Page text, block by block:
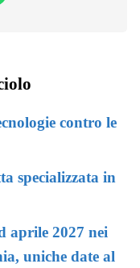
contro le
specializzata in
aprile 2027 nei
uniche date al